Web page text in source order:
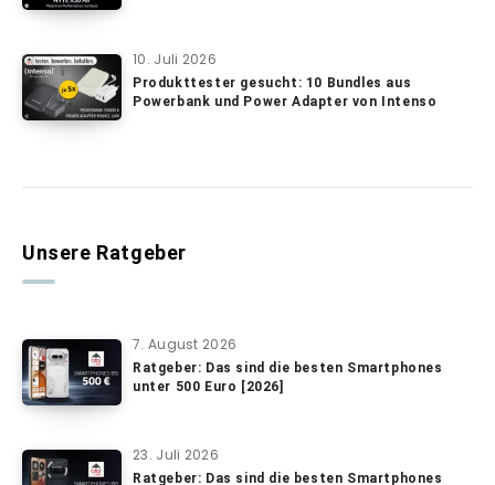
10. Juli 2026
Produkttester gesucht: 10 Bundles aus
Powerbank und Power Adapter von Intenso
Unsere Ratgeber
7. August 2026
Ratgeber: Das sind die besten Smartphones
unter 500 Euro [2026]
23. Juli 2026
Ratgeber: Das sind die besten Smartphones